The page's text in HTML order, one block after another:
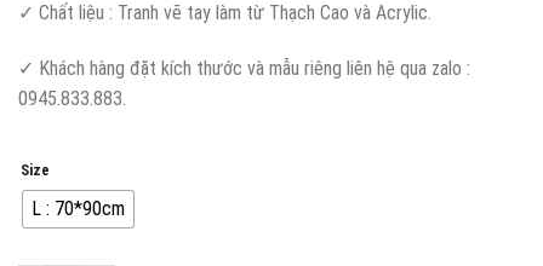
✓ Chất liệu : Tranh vẽ tay làm từ Thạch Cao và Acrylic.
✓ Khách hàng đặt kích thước và mẫu riêng liên hệ qua zalo :
0945.833.883.
Size
L : 70*90cm